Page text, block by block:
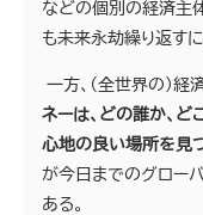
などの個別の経済主
も未来永劫繰り返す
一方、（全世界の）経
ネーは、どの誰か、ど
心地の良い場所を見
が今日までのグロー
ある。